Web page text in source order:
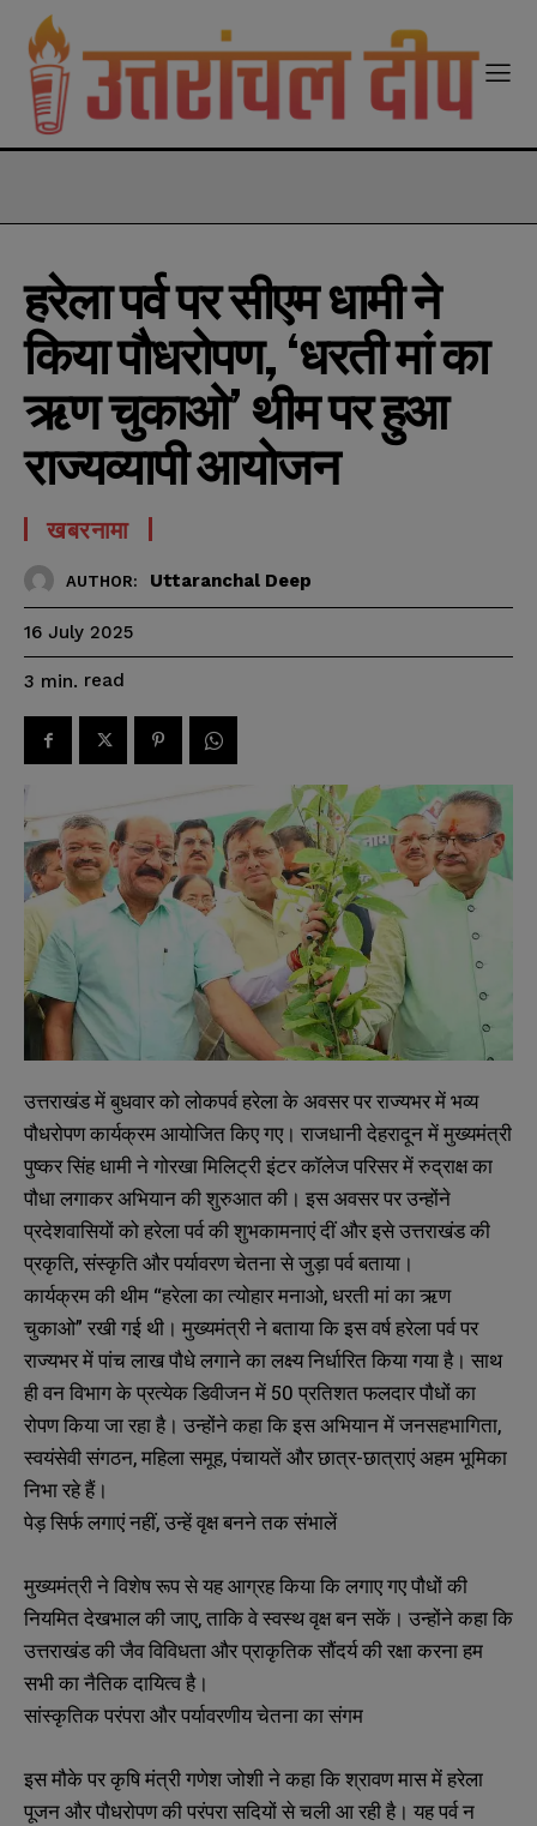
हरेला पर्व पर सीएम धामी ने
किया पौधरोपण, ‘धरती मां का
ऋण चुकाओ’ थीम पर हुआ
राज्यव्यापी आयोजन
खबरनामा
AUTHOR: Uttaranchal Deep
16 July 2025
3 min. read
उत्तराखंड में बुधवार को लोकपर्व हरेला के अवसर पर राज्यभर में भव्य
पौधरोपण कार्यक्रम आयोजित किए गए। राजधानी देहरादून में मुख्यमंत्री
पुष्कर सिंह धामी ने गोरखा मिलिट्री इंटर कॉलेज परिसर में रुद्राक्ष का
पौधा लगाकर अभियान की शुरुआत की। इस अवसर पर उन्होंने
प्रदेशवासियों को हरेला पर्व की शुभकामनाएं दीं और इसे उत्तराखंड की
प्रकृति, संस्कृति और पर्यावरण चेतना से जुड़ा पर्व बताया।
कार्यक्रम की थीम “हरेला का त्योहार मनाओ, धरती मां का ऋण
चुकाओ” रखी गई थी। मुख्यमंत्री ने बताया कि इस वर्ष हरेला पर्व पर
राज्यभर में पांच लाख पौधे लगाने का लक्ष्य निर्धारित किया गया है। साथ
ही वन विभाग के प्रत्येक डिवीजन में 50 प्रतिशत फलदार पौधों का
रोपण किया जा रहा है। उन्होंने कहा कि इस अभियान में जनसहभागिता,
स्वयंसेवी संगठन, महिला समूह, पंचायतें और छात्र-छात्राएं अहम भूमिका
निभा रहे हैं।
पेड़ सिर्फ लगाएं नहीं, उन्हें वृक्ष बनने तक संभालें
मुख्यमंत्री ने विशेष रूप से यह आग्रह किया कि लगाए गए पौधों की
नियमित देखभाल की जाए, ताकि वे स्वस्थ वृक्ष बन सकें। उन्होंने कहा कि
उत्तराखंड की जैव विविधता और प्राकृतिक सौंदर्य की रक्षा करना हम
सभी का नैतिक दायित्व है।
सांस्कृतिक परंपरा और पर्यावरणीय चेतना का संगम
इस मौके पर कृषि मंत्री गणेश जोशी ने कहा कि श्रावण मास में हरेला
पूजन और पौधरोपण की परंपरा सदियों से चली आ रही है। यह पर्व न